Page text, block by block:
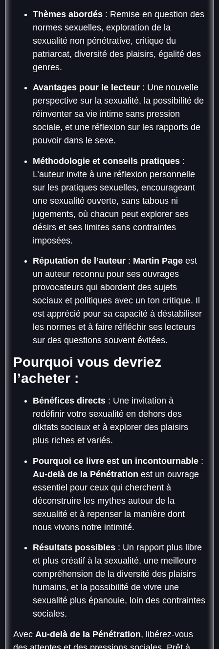
Thèmes abordés : Remise en question des
normes sexuelles, exploration de la
sexualité non pénétrative, critique du
patriarcat, diversité des plaisirs, égalité des
genres.
Avantages pour le lecteur : Une nouvelle
perspective sur la sexualité, la possibilité de
réinventer sa vie intime sans pression
sociale, et une réflexion sur les rapports de
pouvoir dans le sexe.
Méthodologie et conseils pratiques :
L’auteur invite à une réflexion personnelle
sur les pratiques sexuelles, encourageant
une sexualité ouverte, sans tabous ni
jugements, où chacun peut explorer ses
désirs et ses limites sans contraintes
imposées.
Réputation de l’auteur : Martin Page est
un auteur reconnu pour ses ouvrages
provocateurs qui abordent des sujets
sociaux et politiques avec un ton critique. Il
est apprécié pour sa capacité à déstabiliser
les normes et à faire réfléchir ses lecteurs
sur des questions souvent évitées.
Pourquoi vous devriez
l’acheter :
Bénéfices directs : Une invitation à
redéfinir votre sexualité en dehors des
diktats sociaux et à explorer des plaisirs
plus riches et variés.
Pourquoi ce livre est un incontournable :
Au-delà de la Pénétration est un ouvrage
essentiel pour ceux qui cherchent à
déconstruire les mythes autour de la
sexualité et à repenser la manière dont
nous vivons notre intimité.
Résultats possibles : Un rapport plus libre
et plus créatif à la sexualité, une meilleure
compréhension de la diversité des plaisirs
humains, et la possibilité de vivre une
sexualité plus épanouie, loin des contraintes
sociales.
Avec Au-delà de la Pénétration, libérez-vous